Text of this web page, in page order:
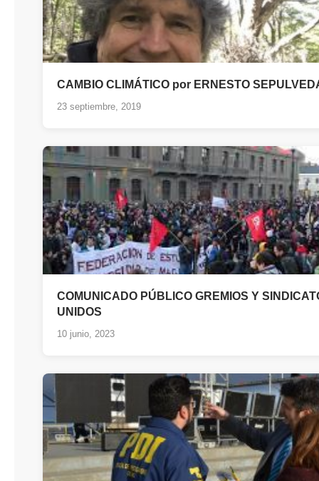
CAMBIO CLIMÁTICO por ERNESTO
23 septiembre, 2019
COMUNICADO PÚBLICO GREMIOS Y
UNIDOS
10 junio, 2023